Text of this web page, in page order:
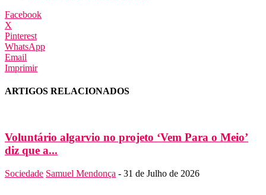
Facebook
X
Pinterest
WhatsApp
Email
Imprimir
ARTIGOS RELACIONADOS
Voluntário algarvio no projeto ‘Vem Para o Meio’
diz que a...
Sociedade Samuel Mendonça - 31 de Julho de 2026